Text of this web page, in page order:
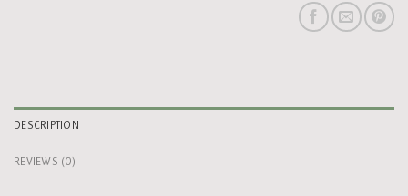
DESCRIPTION
REVIEWS (0)